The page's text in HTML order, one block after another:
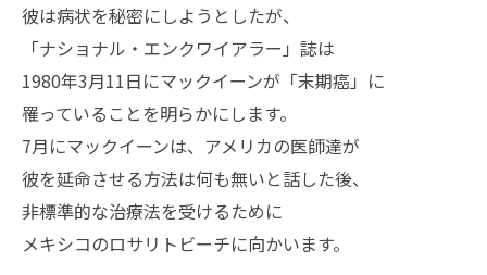
彼は病状を秘密にしようとしたが、
「ナショナル・エンクワイアラー」誌は
1980年3月11日にマックイーンが「末期癌」に
罹っていることを明らかにします。
7月にマックイーンは、アメリカの医師達が
彼を延命させる方法は何も無いと話した後、
非標準的な治療法を受けるために
メキシコのロサリトビーチに向かいます。